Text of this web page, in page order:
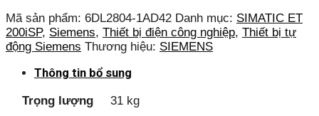
Mã sản phẩm: 6DL2804-1AD42 Danh mục: SIMATIC ET
200iSP, Siemens, Thiết bị điện công nghiệp, Thiết bị tự
động Siemens Thương hiệu: SIEMENS
Thông tin bổ sung
Trọng lượng 31 kg